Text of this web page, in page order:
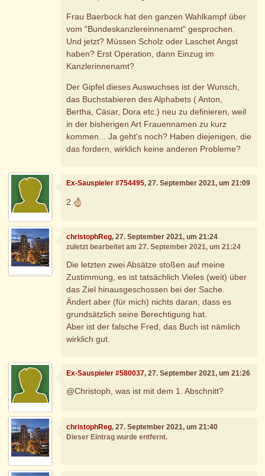
Frau Baerbock hat den ganzen Wahlkampf über
vom "Bundeskanzlereinnenamt" gesprochen.
Und jetzt? Müssen Scholz oder Laschet Angst
haben? Erst Operation, dann Einzug im
Kanzlerinnenamt?
Der Gipfel dieses Auswuchses ist der Wunsch,
das Buchstabieren des Alphabets ( Anton,
Bertha, Cäsar, Dora etc.) neu zu definieren, weil
in der bisherigen Art Frauennamen zu kurz
kommen... Ja geht's noch? Haben diejenigen, die
das fordern, wirklich keine anderen Probleme?
Ex-Sauspieler #754495, 27. September 2021, um 21:09
2
christophReg, 27. September 2021, um 21:24
zuletzt bearbeitet am 27. September 2021, um 21:24
Die letzten zwei Absätze stoßen auf meine
Zustimmung, es ist tatsächlich Vieles (weit) über
das Ziel hinausgeschossen bei der Sache.
Ändert aber (für mich) nichts daran, dass es
grundsätzlich seine Berechtigung hat.
Aber ist der falsche Fred, das Buch ist nämlich
wirklich gut.
Ex-Sauspieler #580037, 27. September 2021, um 21:26
@Christoph, was ist mit dem 1. Abschnitt?
christophReg, 27. September 2021, um 21:40
Dieser Eintrag wurde entfernt.